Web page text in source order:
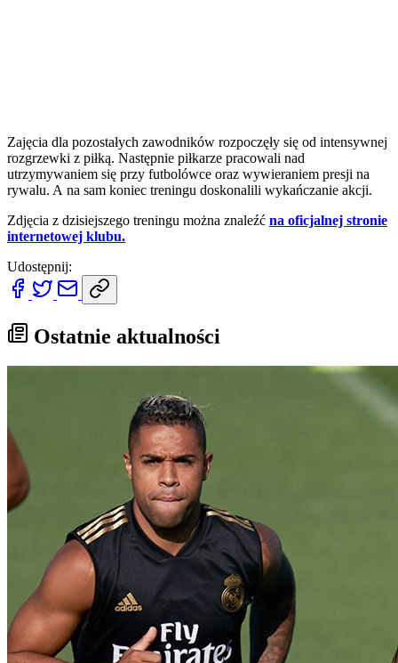
Zajęcia dla pozostałych zawodników rozpoczęły się od intensywnej
rozgrzewki z piłką. Następnie piłkarze pracowali nad
utrzymywaniem się przy futbolówce oraz wywieraniem presji na
rywalu. A na sam koniec treningu doskonalili wykańczanie akcji.
Zdjęcia z dzisiejszego treningu można znaleźć na oficjalnej stronie
internetowej klubu.
Udostępnij:
Ostatnie aktualności